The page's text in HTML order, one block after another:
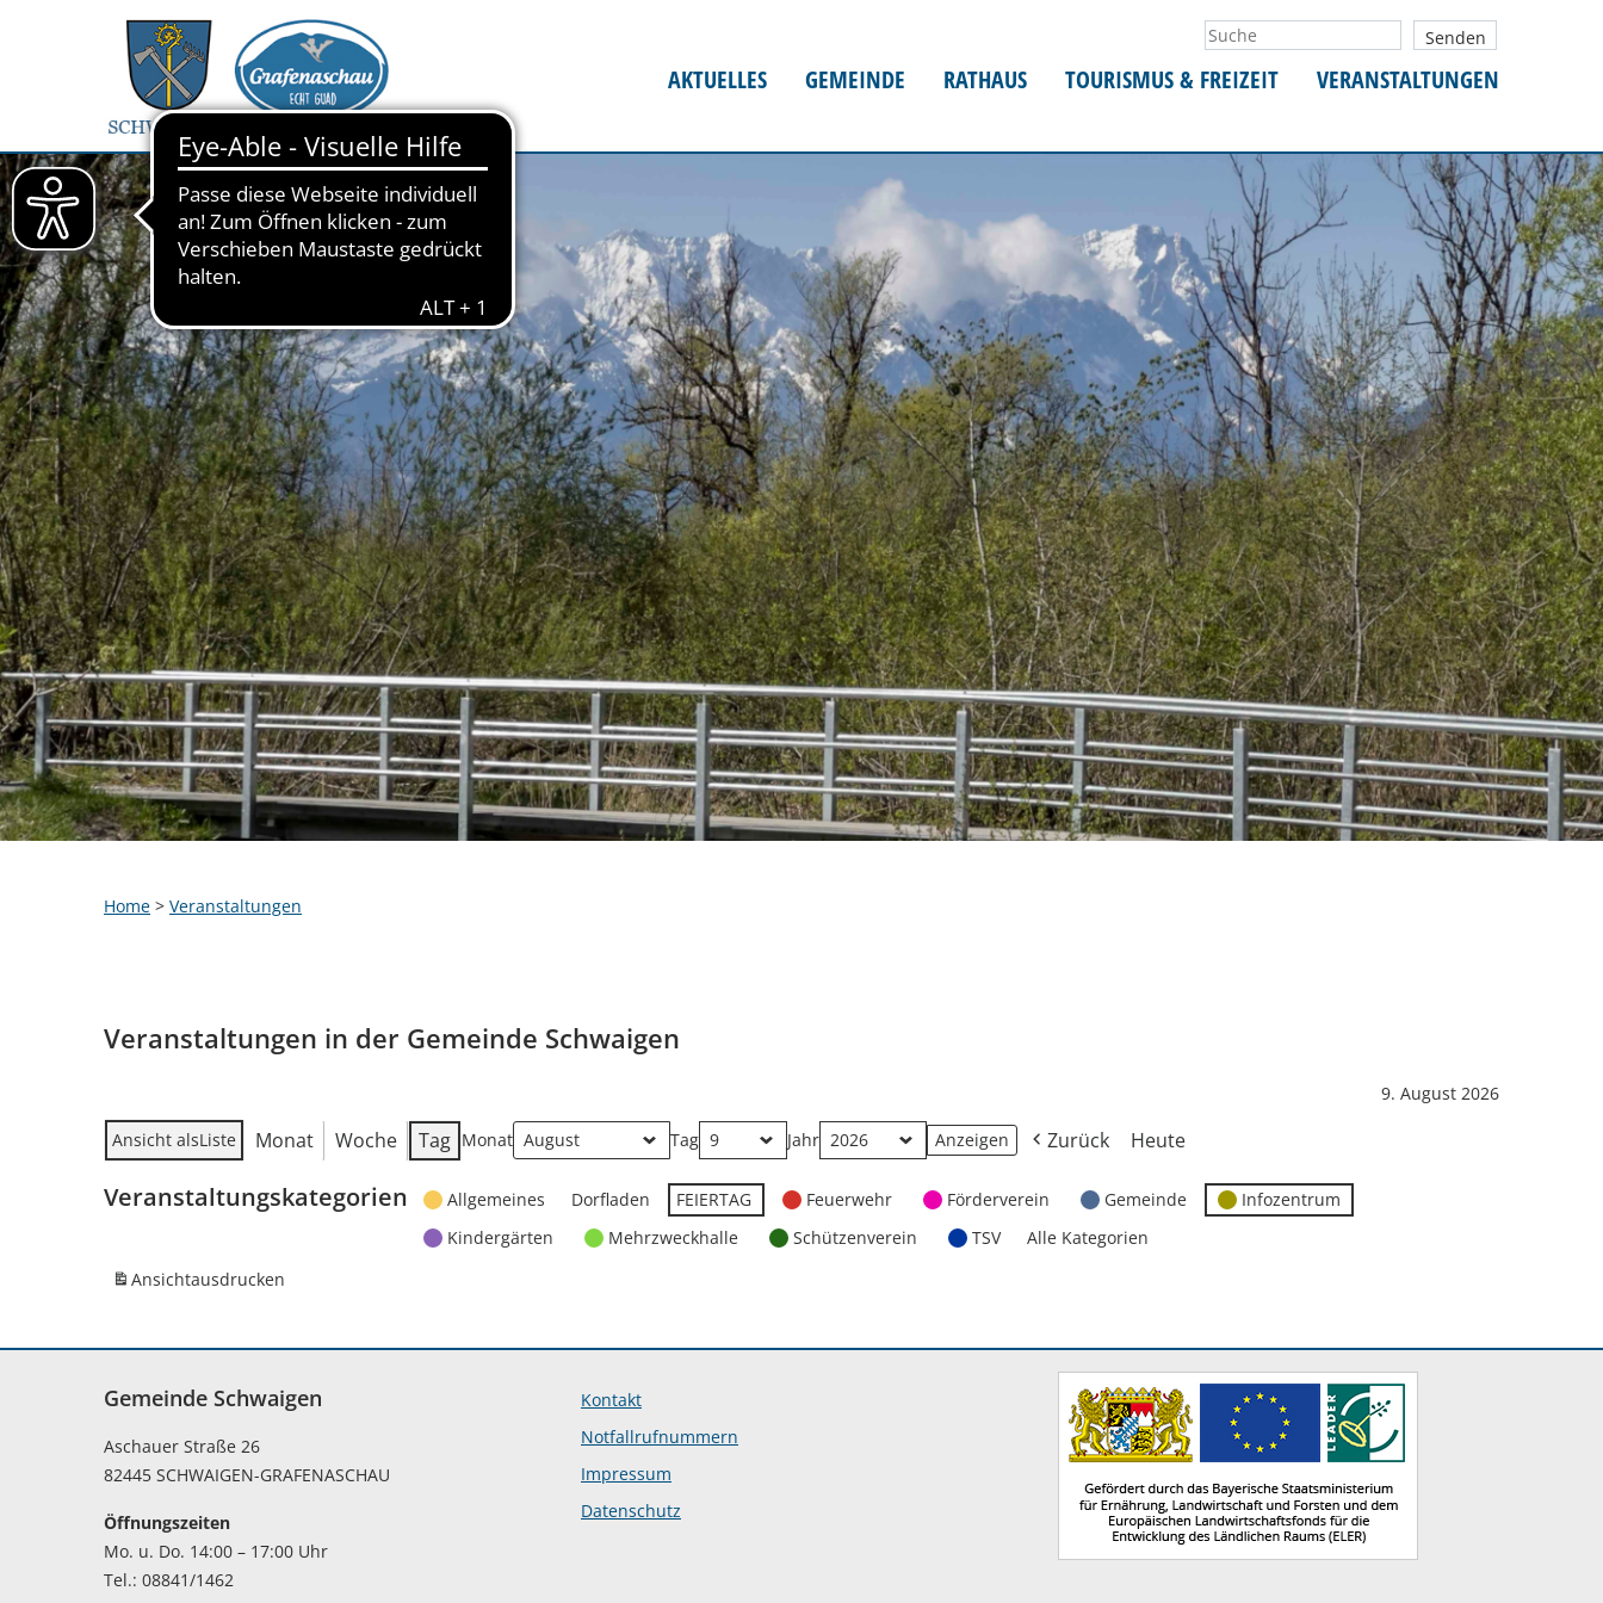
AKTUELLES GEMEINDE RATHAUS TOURISMUS & FREIZEIT VERANSTALTUNGEN
Home > Veranstaltungen
Veranstaltungen in der Gemeinde Schwaigen
9. August 2026
Ansicht alsListe Monat Woche Tag Monat Tag Jahr Zurück Heute
Veranstaltungskategorien Allgemeines Dorfladen FEIERTAG Feuerwehr Förderverein Gemeinde
Infozentrum
Kindergärten
Mehrzweckhalle Schützenverein TSV
Alle Kategorien
Ansichtausdrucken
Gemeinde Schwaigen
Aschauer Straße 26
82445 SCHWAIGEN-GRAFENASCHAU
Öffnungszeiten
Mo. u. Do. 14:00 – 17:00 Uhr
Tel.: 08841/1462
Kontakt
Notfallrufnummern
Impressum
Datenschutz